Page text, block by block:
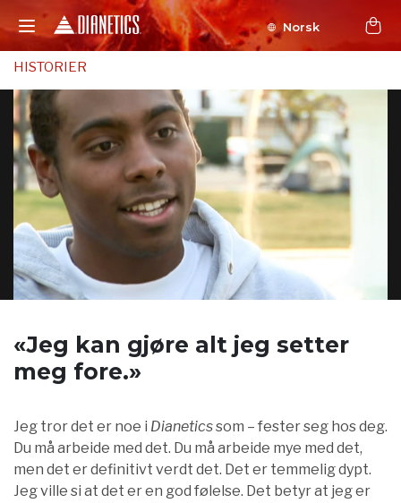
Norsk
HISTORIER
«Jeg kan gjøre alt jeg setter
meg fore.»
Jeg tror det er noe i Dianeticssom – fester seg hos deg.
Du må arbeide med det. Du må arbeide mye med det,
men det er definitivt verdt det. Det er temmelig dypt.
Jeg ville si at det er en god følelse. Det betyr at jeg er